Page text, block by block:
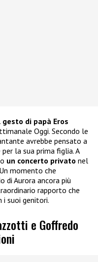
gesto di papà Eros
Oggi. Secondo le
avrebbe pensato a
la sua prima figlia. A
un concerto privato nel
momento che
di Aurora ancora più
rapporto che
i suoi genitori.
e Goffredo